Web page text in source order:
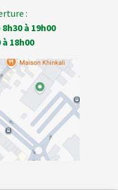
:
à 19h00
18h00